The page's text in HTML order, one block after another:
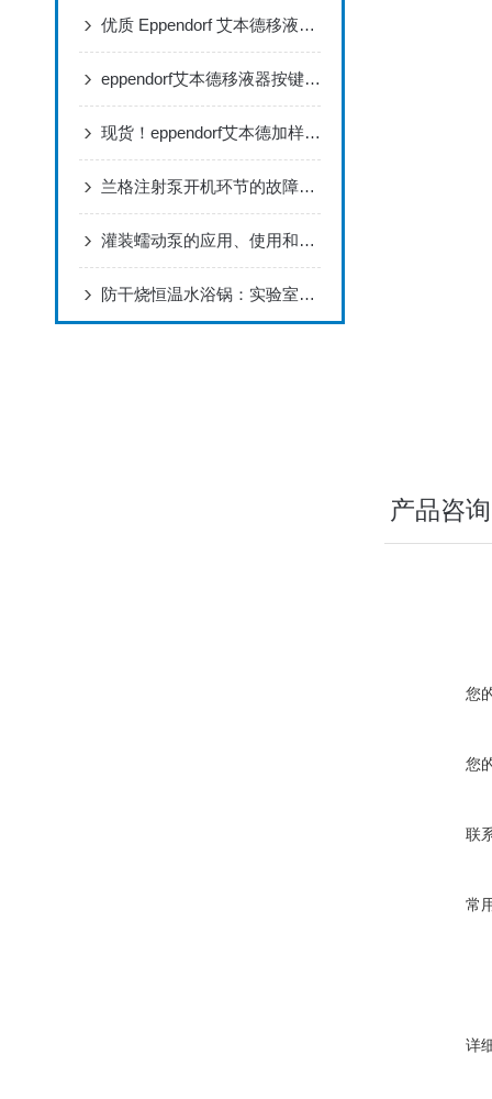
优质 Eppendorf 艾本德移液器经销商｜正品保障售后无忧
eppendorf艾本德移液器按键（侧盖）松动掉落怎么办？
现货！eppendorf艾本德加样针（上样针）国庆特卖！
兰格注射泵开机环节的故障处理方法
灌装蠕动泵的应用、使用和维护
防干烧恒温水浴锅：实验室安全的“智能卫士”与温控专家
产品咨询
您
您
联
常
详